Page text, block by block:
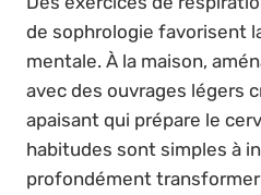
de sophrologie favorisent
mentale. À la maison,
avec des ouvrages légers
apaisant qui prépare le
habitudes sont simples à
profondément